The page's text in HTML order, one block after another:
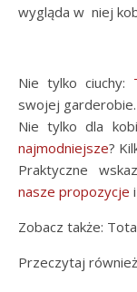
wygląda w niej
Nie tylko ciuchy:
swojej garderobie.
Nie tylko dla
najmodniejsze?
Praktyczne
nasze propozycje
Zobacz także:
Przeczytaj